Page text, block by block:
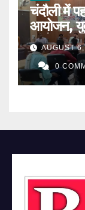
चंदौली में
आयोजन,
AUGUST
0